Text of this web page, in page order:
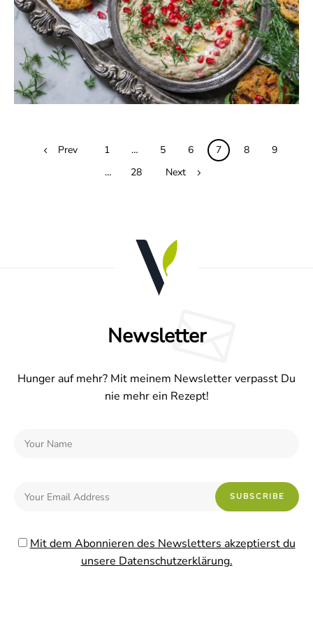
18
Posts
Prev 1 … 5 6 7 8
9
…
28 Next
Newsletter
Hunger auf mehr? Mit meinem Newsletter verpasst Du
nie mehr ein Rezept!
Mit dem Abonnieren des Newsletters akzeptierst du
unsere Datenschutzerklärung.